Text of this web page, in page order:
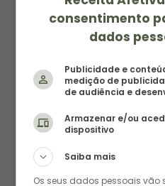
10. Pracinha
preço acessível, a
famosas feirinhas
expositores que vão
os equipados foodtrucks.
variam bastante então
paladares e gostos.
consentimento
dados
Publicidade e
medição de
de audiência e
Armazenar e/ou
dispositivo
Saiba mais
Os seus dados pessoais vão